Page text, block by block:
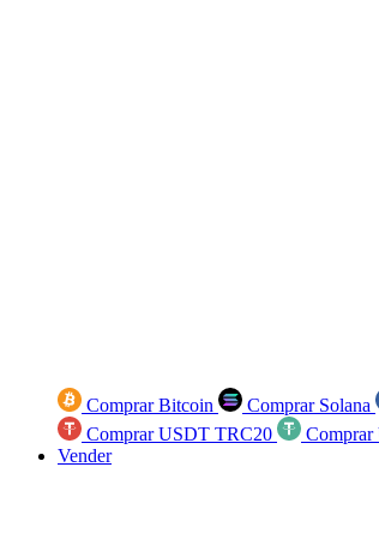
Comprar Bitcoin Comprar Solana
Comprar USDT TRC20
Vender